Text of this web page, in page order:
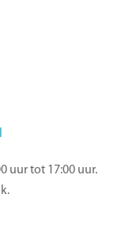
uur tot 17:00 uur.